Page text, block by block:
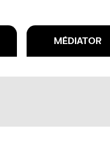
MÉDIATOR